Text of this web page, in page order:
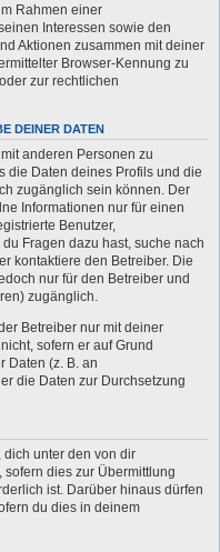
Rahmen einer
Interessen sowie den
Aktionen zusammen mit deiner
Browser-Kennung zu
zur rechtlichen
DEINER DATEN
anderen Personen zu
die Daten deines Profils und die
zugänglich sein können. Der
Informationen nur für einen
Benutzer,
Fragen dazu hast, suche nach
kontaktiere den Betreiber. Die
nur für den Betreiber und
zugänglich.
Betreiber nur mit deiner
sofern er auf Grund
Daten (z. B. an
die Daten zur Durchsetzung
dich unter den von dir
dies zur Übermittlung
ist. Darüber hinaus dürfen
du dies in deinem